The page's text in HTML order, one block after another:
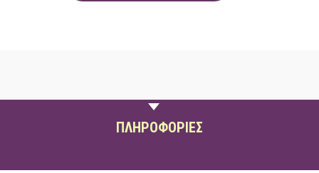
ΠΛΗΡΟΦΟΡΙΕΣ